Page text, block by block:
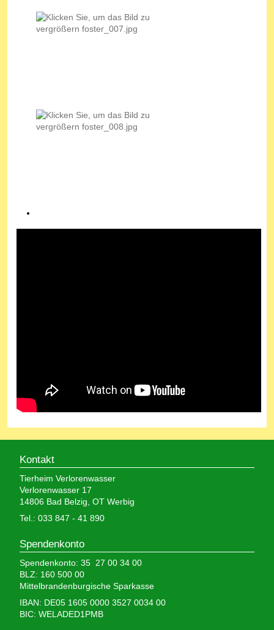
Kontakt
Tierheim Verlorenwasser
Verlorenwasser 17
14806 Bad Belzig, OT Werbig
Tel.: 033 847 - 41 890
Spendenkonto
Spendenkonto: 35 27 00 34 00
BLZ: 160 500 00
Mittelbrandenburgische Sparkasse
IBAN: DE05 1605 0000 3527 0034 00
BIC: WELADED1PMB